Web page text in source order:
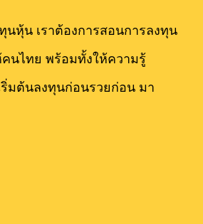
นหุ้น เราต้องการสอนการลงทุน
นไทย พร้อมทั้งให้ความรู้
ริ่มต้นลงทุนก่อนรวยก่อน มา